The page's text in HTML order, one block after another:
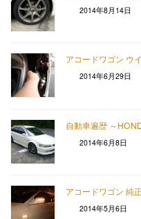
2014年8月14日
アコードワゴン ウ
2014年6月29日
自動車遍歴 ～
2014年6月8日
アコードワゴン 純
2014年5月6日